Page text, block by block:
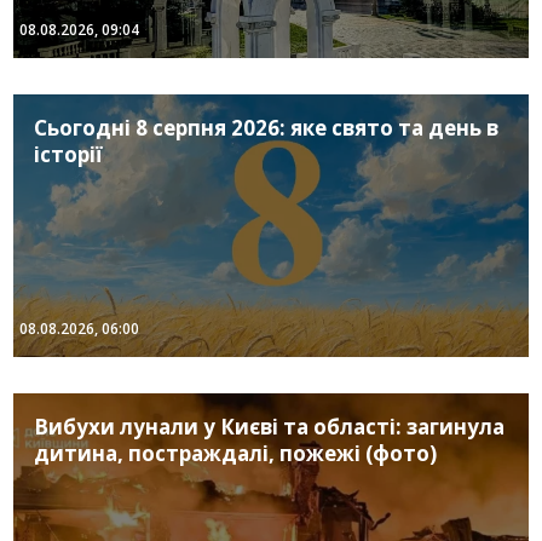
08.08.2026, 09:04
Сьогодні 8 серпня 2026: яке свято та день в
історії
08.08.2026, 06:00
Вибухи лунали у Києві та області: загинула
дитина, постраждалі, пожежі (фото)